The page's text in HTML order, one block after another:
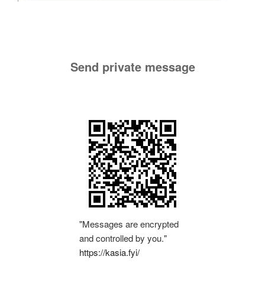
Send private message
"Messages are encrypted
and controlled by you."
https://kasia.fyi/